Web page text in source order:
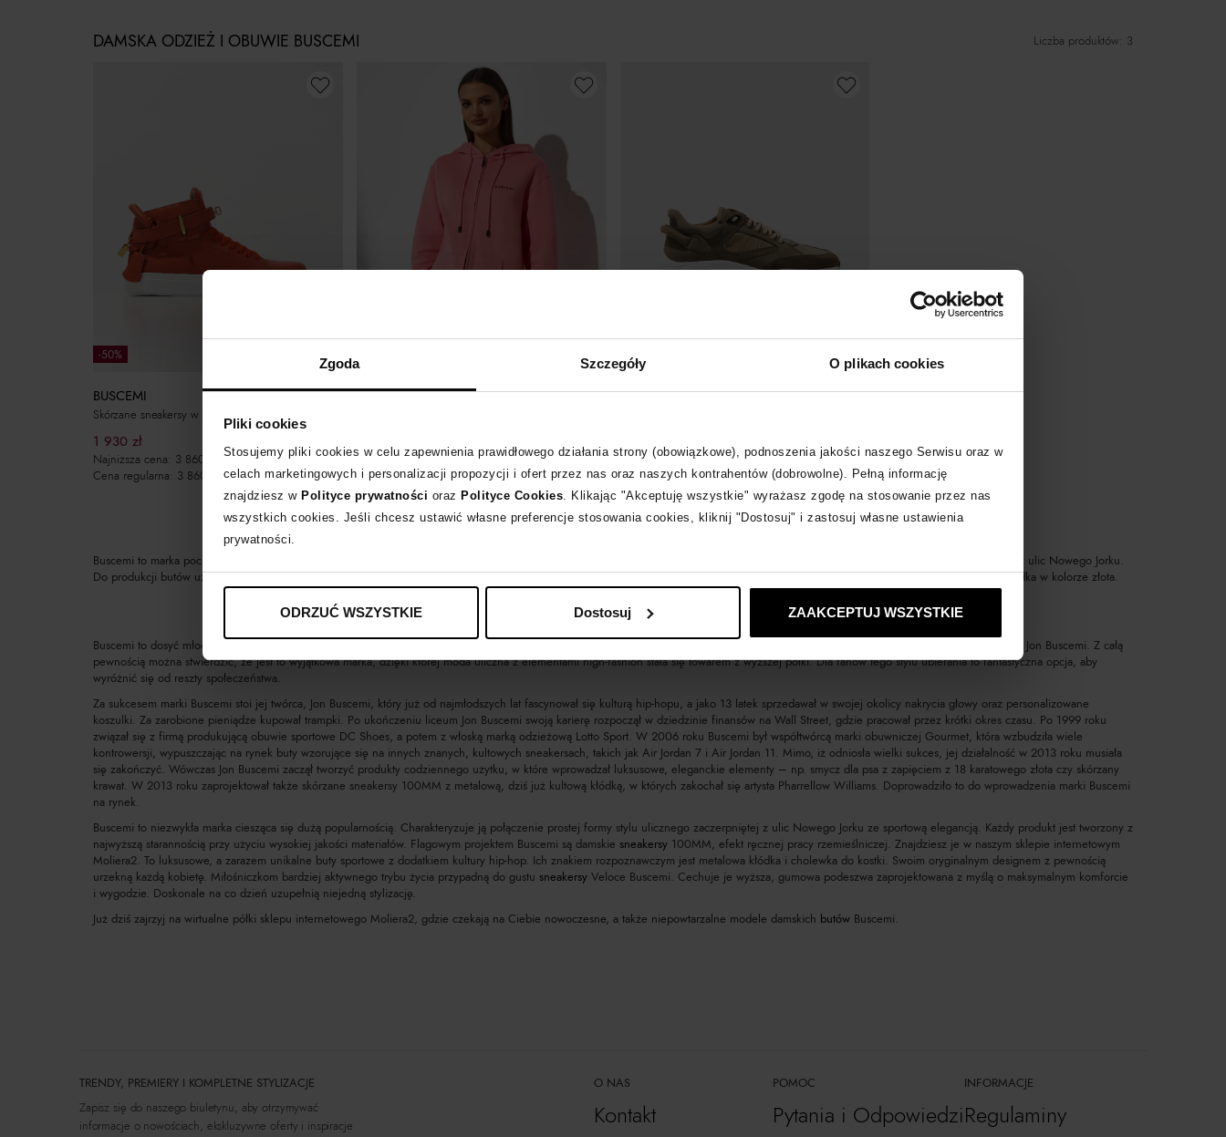
Zgoda Szczegóły O plikach cookies
Pliki cookies
Stosujemy pliki cookies w celu zapewnienia prawidłowego działania strony (obowiązkowe), podnoszenia jakości naszego Serwisu oraz w
celach marketingowych i personalizacji propozycji i ofert przez nas oraz naszych kontrahentów (dobrowolne). Pełną informację
znajdziesz w Polityce prywatności oraz Polityce Cookies. Klikając "Akceptuję wszystkie" wyrażasz zgodę na stosowanie przez nas
wszystkich cookies. Jeśli chcesz ustawić własne preferencje stosowania cookies, kliknij "Dostosuj" i zastosuj własne ustawienia
prywatności.
ODRZUĆ WSZYSTKIE Dostosuj ZAAKCEPTUJ WSZYSTKIE
Liczba produktów: 3
DAMSKA ODZIEŻ I OBUWIE BUSCEMI
-50%
BUSCEMI
1 930 zł
Najniższa cena: 3 860
Cena regularna: 3 860
BUSCEMI
Najniższa cena:2 195zł
Cena regularna:2 195zł
-50%
BUSCEMI
Najniższa cena:3 199zł
Cena regularna:3 199zł
Buscemi to marka pochodząca z Los Angeles, produkująca niepowtarzalne obuwie dla kobiet i mężczyzn. Zapoczątkowana w 2013 roku przez Jona Buscemi czerpiącego swoje inspiracje z ulic Nowego Jorku.
Do produkcji butów używane są materiały najwyższej jakości sprowadzane prosto z Włoch. Projektant przykłada dużą wagę do zdobienia butów. Elementem rozpoznawczym marki jest kłódka w kolorze złota.
Buscemi to dosyć młoda amerykańska marka, rozpoznawana na całym świecie. Została założona w 2013 roku, tworzy niespotykane i luksusowe produkty. Za sukcesem marki stoi jej twórca, Jon Buscemi. Z całą
pewnością można stwierdzić, że jest to wyjątkowa marka, dzięki której moda uliczna z elementami high-fashion stała się towarem z wyższej półki. Dla fanów tego stylu ubierania to fantastyczna opcja, aby
wyróżnić się od reszty społeczeństwa.
Za sukcesem marki Buscemi stoi jej twórca, Jon Buscemi, który już od najmłodszych lat fascynował się kulturą hip-hopu, a jako 13 latek sprzedawał w swojej okolicy nakrycia głowy oraz personalizowane
koszulki. Za zarobione pieniądze kupował trampki. Po ukończeniu liceum Jon Buscemi swoją karierę rozpoczął w dziedzinie finansów na Wall Street, gdzie pracował przez krótki okres czasu. Po 1999 roku
związał się z firmą produkującą obuwie sportowe DC Shoes, a potem z włoską marką odzieżową Lotto Sport. W 2006 roku Buscemi był współtwórcą marki obuwniczej Gourmet, która wzbudziła wiele
kontrowersji, wypuszczając na rynek buty wzorujące się na innych znanych, kultowych sneakersach, takich jak Air Jordan 7 i Air Jordan 11. Mimo, iż odniosła wielki sukces, jej działalność w 2013 roku musiała
się zakończyć. Wówczas Jon Buscemi zaczął tworzyć produkty codziennego użytku, w które wprowadzał luksusowe, eleganckie elementy – np. smycz dla psa z zapięciem z 18 karatowego złota czy skórzany
krawat. W 2013 roku zaprojektował także skórzane sneakersy 100MM z metalową, dziś już kultową kłódką, w których zakochał się artysta Pharrellow Williams. Doprowadziło to do wprowadzenia marki Buscemi
na rynek.
Buscemi to niezwykła marka ciesząca się dużą popularnością. Charakteryzuje ją połączenie prostej formy stylu ulicznego zaczerpniętej z ulic Nowego Jorku ze sportową elegancją. Każdy produkt jest tworzony z
najwyższą starannością przy użyciu wysokiej jakości materiałów. Flagowym projektem Buscemi są damskie sneakersy 100MM, efekt ręcznej pracy rzemieślniczej. Znajdziesz je w naszym sklepie internetowym
Moliera2. To luksusowe, a zarazem unikalne buty sportowe z dodatkiem kultury hip-hop. Ich znakiem rozpoznawczym jest metalowa kłódka i cholewka do kostki. Swoim oryginalnym designem z pewnością
urzekną każdą kobietę. Miłośniczkom bardziej aktywnego trybu życia przypadną do gustu sneakersy Veloce Buscemi. Cechuje je wyższa, gumowa podeszwa zaprojektowana z myślą o maksymalnym komforcie
i wygodzie. Doskonale na co dzień uzupełnią niejedną stylizację.
Już dziś zajrzyj na wirtualne półki sklepu internetowego Moliera2, gdzie czekają na Ciebie nowoczesne, a także niepowtarzalne modele damskich butów Buscemi.
TRENDY, PREMIERY I KOMPLETNE STYLIZACJE
Zapisz się do naszego biuletynu, aby otrzymywać
informacje o nowościach, ekskluzywne oferty i inspiracje
O NAS
Kontakt
POMOC
Pytania i Odpowiedzi
INFORMACJE
Regulaminy